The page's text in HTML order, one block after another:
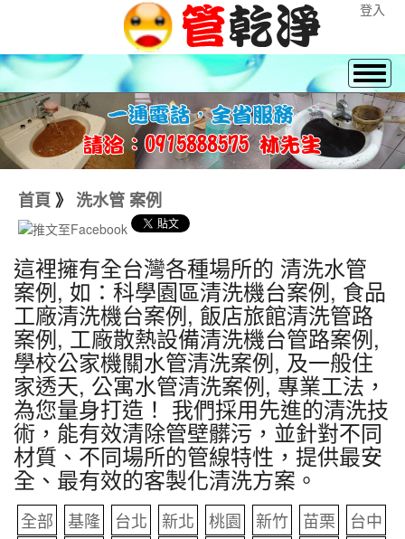
登入
首頁 》 洗水管 案例
這裡擁有全台灣各種場所的 清洗水管
案例, 如：科學園區清洗機台案例, 食品
工廠清洗機台案例, 飯店旅館清洗管路
案例, 工廠散熱設備清洗機台管路案例,
學校公家機關水管清洗案例, 及一般住
家透天, 公寓水管清洗案例, 專業工法，
為您量身打造！ 我們採用先進的清洗技
術，能有效清除管壁髒污，並針對不同
材質、不同場所的管線特性，提供最安
全、最有效的客製化清洗方案。
全部 基隆 台北 新北 桃園 新竹 苗栗
台中